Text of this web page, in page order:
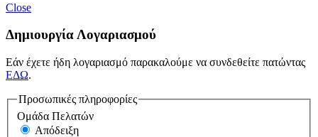
Close
Δημιουργία Λογαριασμού
Εάν έχετε ήδη λογαριασμό παρακαλούμε να συνδεθείτε πατώντας
ΕΔΩ.
Προσωπικές πληροφορίες
Ομάδα Πελατών
Απόδειξη